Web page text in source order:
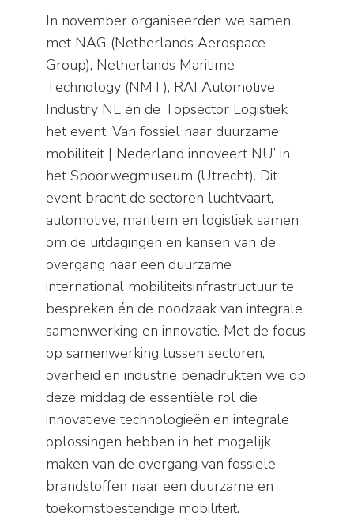
In november organiseerden we samen
met NAG (Netherlands Aerospace
Group), Netherlands Maritime
Technology (NMT), RAI Automotive
Industry NL en de Topsector Logistiek
het event ‘Van fossiel naar duurzame
mobiliteit | Nederland innoveert NU’ in
het Spoorwegmuseum (Utrecht). Dit
event bracht de sectoren luchtvaart,
automotive, maritiem en logistiek samen
om de uitdagingen en kansen van de
overgang naar een duurzame
international mobiliteitsinfrastructuur te
bespreken én de noodzaak van integrale
samenwerking en innovatie. Met de focus
op samenwerking tussen sectoren,
overheid en industrie benadrukten we op
deze middag de essentiële rol die
innovatieve technologieën en integrale
oplossingen hebben in het mogelijk
maken van de overgang van fossiele
brandstoffen naar een duurzame en
toekomstbestendige mobiliteit.